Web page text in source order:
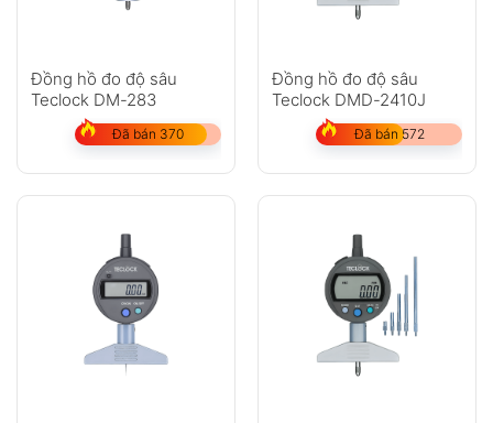
Đồng hồ đo độ sâu
Teclock DM-283
Đã bán 370
Đồng hồ đo độ sâu
Teclock DMD-2410J
Đã bán 572